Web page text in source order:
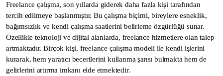
Freelance çalışma, son yıllarda giderek daha fazla kişi tarafından
tercih edilmeye başlanmıştır. Bu çalışma biçimi, bireylere esneklik,
bağımsızlık ve kendi çalışma saatlerini belirleme özgürlüğü sunar.
Özellikle teknoloji ve dijital alanlarda, freelance hizmetlere olan talep
artmaktadır. Birçok kişi, freelance çalışma modeli ile kendi işlerini
kurarak, hem yaratıcı becerilerini kullanma şansı bulmakta hem de
gelirlerini artırma imkanı elde etmektedir.